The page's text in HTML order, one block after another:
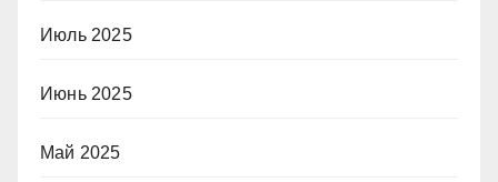
Июль 2025
Июнь 2025
Май 2025